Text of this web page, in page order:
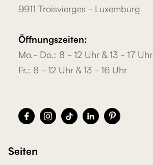
9911 Troisvierges - Luxemburg
Öffnungszeiten:
Mo.- Do.: 8 - 12 Uhr & 13 - 17 Uhr
Fr.: 8 - 12 Uhr & 13 - 16 Uhr
    
Seiten